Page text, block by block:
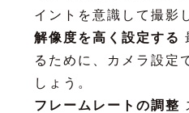
イントを意識して撮影
解像度を高く設定する
るために、カメラ設定
しょう。
フレームレートの調整